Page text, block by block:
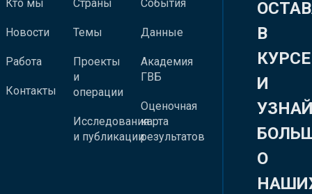
Кто мы
Новости
Работа
Контакты
Страны
Темы
Проекты
и
операции
Исследования
и публикации
События
Данные
Академия
ГВБ
Оценочная
карта
результатов
В
КУРСЕ
И
О